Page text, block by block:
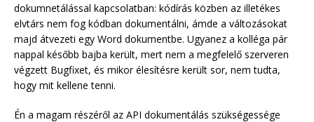
dokumnetálással kapcsolatban: kódírás közben az illetékes
elvtárs nem fog kódban dokumentálni, ámde a változásokat
majd átvezeti egy Word dokumentbe. Ugyanez a kolléga pár
nappal később bajba került, mert nem a megfelelő szerveren
végzett Bugfixet, és mikor élesítésre került sor, nem tudta,
hogy mit kellene tenni.
Én a magam részéről az API dokumentálás szükségessége